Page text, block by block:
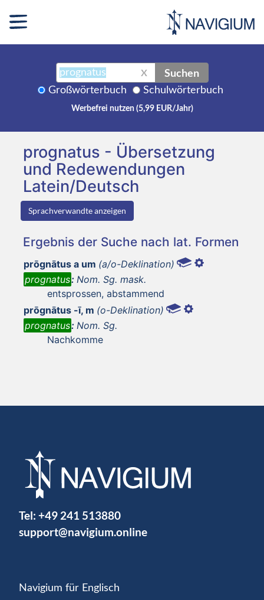
X Suchen
Großwörterbuch Schulwörterbuch
Werbefrei nutzen (5,99 EUR/Jahr)
prognatus - Übersetzung
und Redewendungen
Latein/Deutsch
Sprachverwandte anzeigen
Ergebnis der Suche nach lat. Formen
prōgnātus a um (a/o-Deklination)
prognatus: Nom. Sg. mask.
entsprossen, abstammend
prōgnātus -ī, m (o-Deklination)
prognatus: Nom. Sg.
Nachkomme
Tel: +49 241 513880
support@navigium.online
Navigium für Englisch